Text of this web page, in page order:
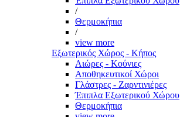
/
Θερμοκήπια
/
view more
Εξωτερικός Χώρος - Κήπος
Αιώρες - Κούνιες
Αποθηκευτικοί Χώροι
Γλάστρες - Ζαρντινιέρες
Έπιπλα Εξωτερικού Χώρου
Θερμοκήπια